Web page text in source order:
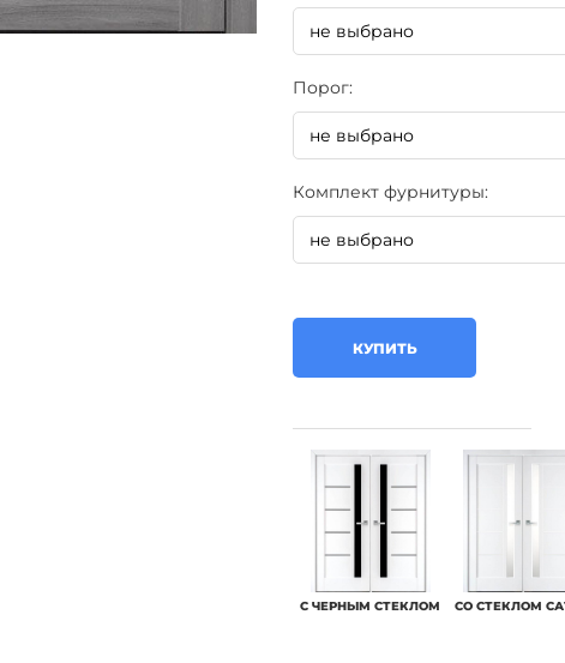
Порог:
Комплект фурнитуры:
КУПИТЬ
С ЧЕРНЫМ СТЕКЛОМ СО СТЕКЛОМ